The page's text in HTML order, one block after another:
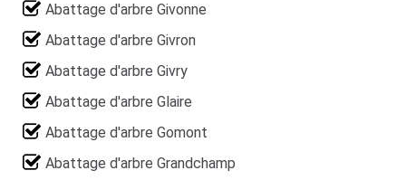
Abattage d'arbre Givonne
Abattage d'arbre Givron
Abattage d'arbre Givry
Abattage d'arbre Glaire
Abattage d'arbre Gomont
Abattage d'arbre Grandchamp